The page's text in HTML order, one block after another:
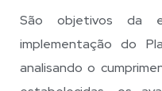
São objetivos da
implementação do
analisando o